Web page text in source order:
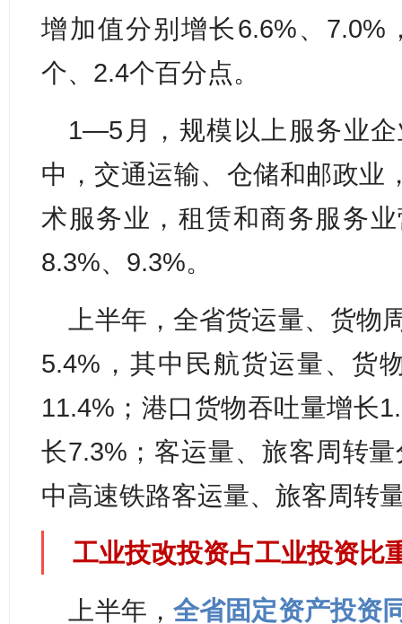
增加值分别增长6.6%、7.0%
个、2.4个百分点。
1—5月，规模以上服务业
中，交通运输、仓储和邮政业
术服务业，租赁和商务服务
8.3%、9.3%。
上半年，全省货运量、货物
5.4%，其中民航货运量、货
11.4%；港口货物吞吐量增长
长7.3%；客运量、旅客周转
中高速铁路客运量、旅客周转
工业技改投资占工业投资比
上半年， 全省固定资产投资